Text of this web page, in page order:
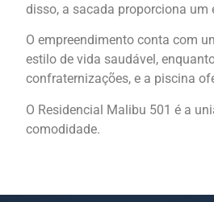
disso, a sacada proporciona
O empreendimento conta com
estilo de vida saudável,
confraternizações, e a piscina
O Residencial Malibu 501 é a
comodidade.